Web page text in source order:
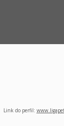
Link do perfil: